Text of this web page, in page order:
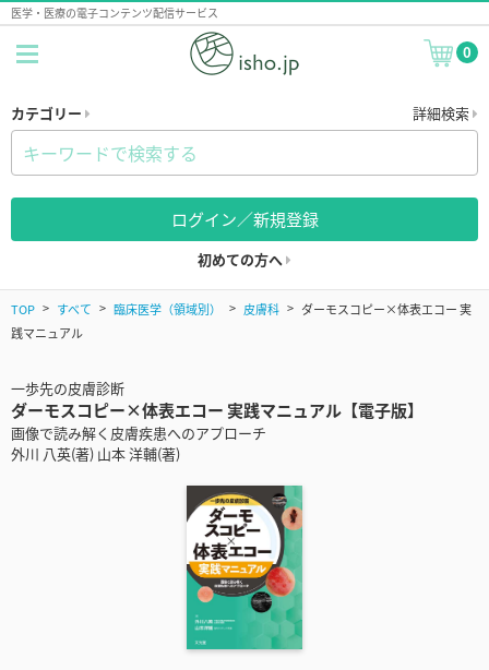
医学・医療の電子コンテンツ配信サービス
0
カテゴリー 詳細検索
ログイン／新規登録
初めての方へ
TOP すべて 臨床医学（領域別） 皮膚科
ダーモスコピー×体表エコー 実
践マニュアル
一歩先の皮膚診断
ダーモスコピー×体表エコー 実践マニュアル【電子版】
画像で読み解く皮膚疾患へのアプローチ
外川 八英(著) 山本 洋輔(著)